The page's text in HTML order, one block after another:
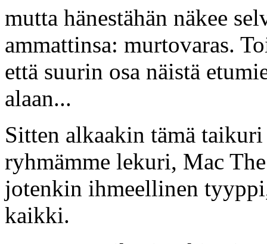
mutta hänestähän näkee
ammattinsa: murtovaras.
että suurin osa näistä
alaan...
Sitten alkaakin tämä
ryhmämme lekuri, Mac
jotenkin ihmeellinen
kaikki.